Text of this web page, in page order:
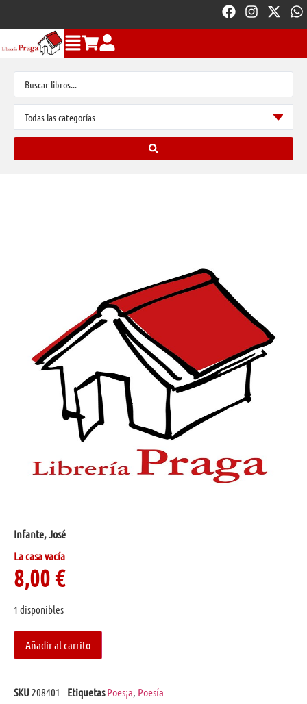
Infante, José
La casa vacía
8,00€
1 disponibles
Añadir al carrito
SKU 208401 Etiquetas Poes¡a, Poesía